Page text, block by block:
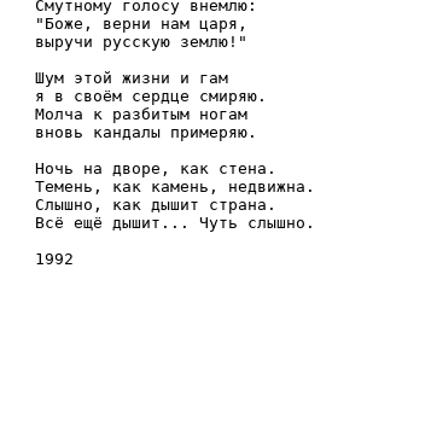
Смутному голосу внемлю:
"Боже, верни нам царя,
выручи русскую землю!"
Шум этой жизни и гам
я в своём сердце смиряю.
Молча к разбитым ногам
вновь кандалы примеряю.
Ночь на дворе, как стена.
Темень, как камень, недвижна.
Слышно, как дышит страна.
Всё ещё дышит... Чуть слышно.